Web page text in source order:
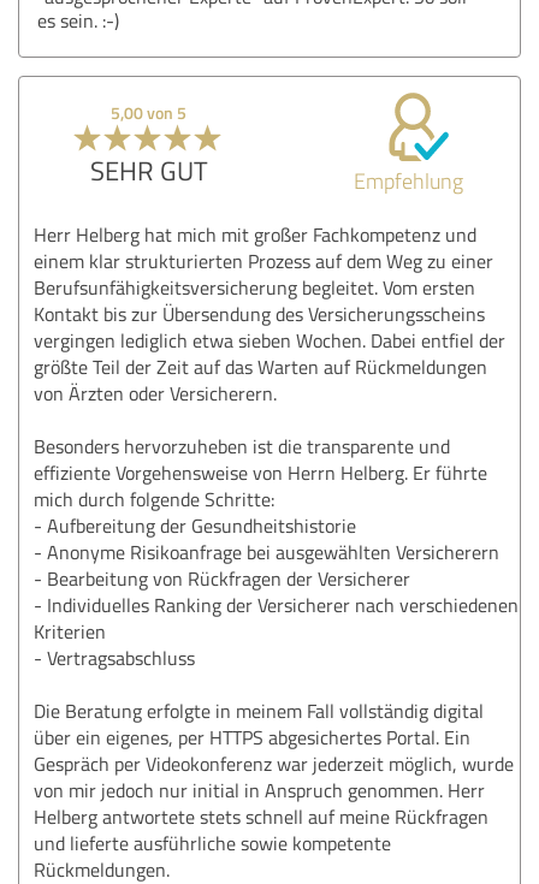
es sein. :-)
5,00 von 5
SEHR GUT Empfehlung
Herr Helberg hat mich mit großer Fachkompetenz und
einem klar strukturierten Prozess auf dem Weg zu einer
Berufsunfähigkeitsversicherung begleitet. Vom ersten
Kontakt bis zur Übersendung des Versicherungsscheins
vergingen lediglich etwa sieben Wochen. Dabei entfiel der
größte Teil der Zeit auf das Warten auf Rückmeldungen
von Ärzten oder Versicherern.
Besonders hervorzuheben ist die transparente und
effiziente Vorgehensweise von Herrn Helberg. Er führte
mich durch folgende Schritte:
- Aufbereitung der Gesundheitshistorie
- Anonyme Risikoanfrage bei ausgewählten Versicherern
- Bearbeitung von Rückfragen der Versicherer
- Individuelles Ranking der Versicherer nach verschiedenen
Kriterien
- Vertragsabschluss
Die Beratung erfolgte in meinem Fall vollständig digital
über ein eigenes, per HTTPS abgesichertes Portal. Ein
Gespräch per Videokonferenz war jederzeit möglich, wurde
von mir jedoch nur initial in Anspruch genommen. Herr
Helberg antwortete stets schnell auf meine Rückfragen
und lieferte ausführliche sowie kompetente
Rückmeldungen.